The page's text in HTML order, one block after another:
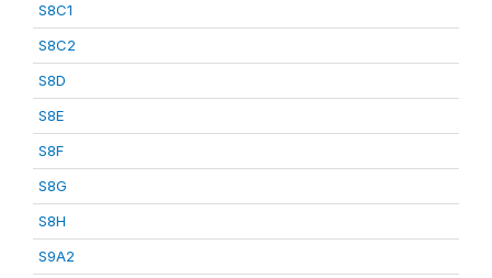
S8C1
S8C2
S8D
S8E
S8F
S8G
S8H
S9A2